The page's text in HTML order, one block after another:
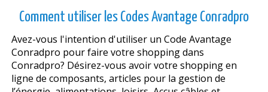
Comment utiliser les Codes Avantage Conradpro
Avez-vous l'intention d'utiliser un Code Avantage
Conradpro pour faire votre shopping dans
Conradpro? Désirez-vous avoir votre shopping en
ligne de composants, articles pour la gestion de